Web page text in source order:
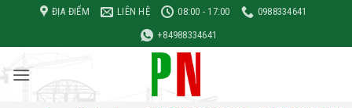
nội
dung
ĐỊA ĐIỂM LIÊN HỆ 08:00 - 17:00
0988334641
+84988334641